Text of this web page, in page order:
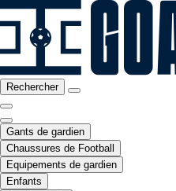
Rechercher
Gants de gardien
Chaussures de Football
Equipements de gardien
Enfants